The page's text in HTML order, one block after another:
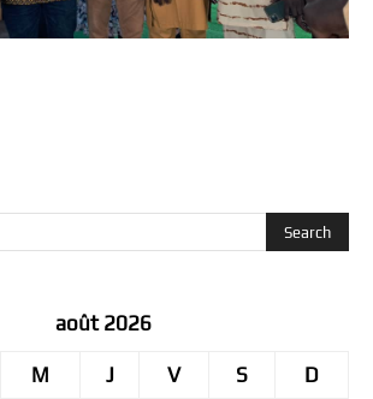
août 2026
M J V S
D